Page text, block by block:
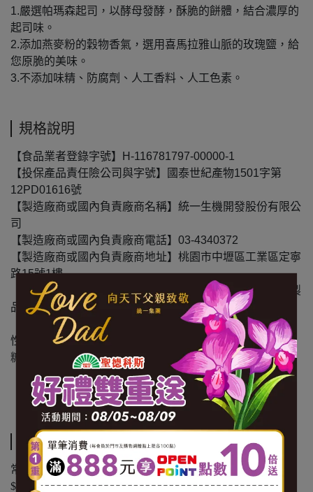
1.嚴選帕瑪森起司，以酵母發酵，酥脆的餅體，結合濃厚的
起司味。
2.添加燕麥粉的穀物香氣，選用喜馬拉雅山脈的玫瑰鹽，給
您原脆的美味。
3.不添加味精、防腐劑、人工香料、人工色素。
規格說明
【食品業者登錄字號】H-116781797-00000-1
【投保產品責任險公司與字號】國泰世紀產物1501字第
12PD01616號
【製造廠商或國內負責廠商名稱】統一生機開發股份有限公
司
【製造廠商或國內負責廠商電話】03-4340372
【製造廠商或國內負責廠商地址】桃園市中壢區工業區定寧
路15號1樓
【食物過敏原標示】本產品含牛奶、大豆及含麩質之穀物製
品。本生產線亦生產含芝麻的產品。
【內容物成份】麵粉、棕櫚油、起司粉(牛乳、食鹽、植物
性凝乳酵素)、燕麥粉、酵母(酵母、水、大豆卵磷脂)、蔗
糖、玫瑰鹽、小蘇打。
【內容量(重量)】108g/包
【保存期限(總效期)】360天
運送方式
常溫商品：黑貓常溫宅配 $1200 免運，未滿 $1200 酌收
$100 運費。